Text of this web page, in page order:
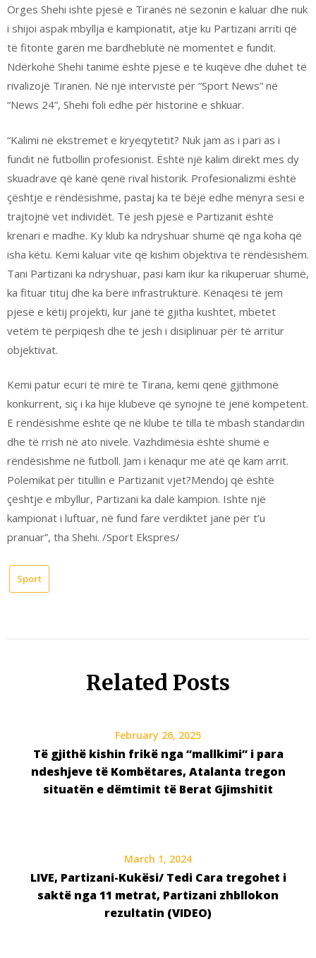
Orges Shehi ishte pjesë e Tiranës në sezonin e kaluar dhe nuk
i shijoi aspak mbyllja e kampionatit, atje ku Partizani arriti që
të fitonte garën me bardheblutë në momentet e fundit.
Ndërkohë Shehi tanimë është pjesë e të kuqëve dhe duhet të
rivalizojë Tiranën. Në një intervistë për “Sport News” në
“News 24”, Shehi foli edhe për historinë e shkuar.
“Kalimi në ekstremet e kryeqytetit? Nuk jam as i pari as i
fundit në futbollin profesionist. Është një kalim direkt mes dy
skuadrave që kanë qenë rival historik. Profesionalizmi është
çështje e rëndësishme, pastaj ka të bëjë edhe mënyra sesi e
trajtojnë vet individët. Të jesh pjesë e Partizanit është
krenari e madhe. Ky klub ka ndryshuar shumë që nga koha që
isha këtu. Kemi kaluar vite që kishim objektiva të rëndësishëm.
Tani Partizani ka ndryshuar, pasi kam ikur ka rikuperuar shumë,
ka fituar tituj dhe ka bërë infrastrukturë. Kënaqësi të jem
pjesë e këtij projekti, kur janë të gjitha kushtet, mbetet
vetëm të përpiqesh dhe të jesh i disiplinuar për të arritur
objektivat.
Kemi patur ecuri të mirë te Tirana, kemi qenë gjithmonë
konkurrent, siç i ka hije klubeve që synojnë të jenë kompetent.
E rëndësishme është që në klube të tilla të mbash standardin
dhe të rrish në ato nivele. Vazhdimësia është shumë e
rëndësishme në futboll. Jam i kënaqur me atë që kam arrit.
Polemikat për titullin e Partizanit vjet?Mendoj që është
çështje e mbyllur, Partizani ka dalë kampion. Ishte një
kampionat i luftuar, në fund fare verdiktet janë për t’u
pranuar”, tha Shehi. /Sport Ekspres/
Sport
Related Posts
February 26, 2025
Të gjithë kishin frikë nga “mallkimi” i para
ndeshjeve të Kombëtares, Atalanta tregon
situatën e dëmtimit të Berat Gjimshitit
March 1, 2024
LIVE, Partizani-Kukësi/ Tedi Cara tregohet i
saktë nga 11 metrat, Partizani zhbllokon
rezultatin (VIDEO)